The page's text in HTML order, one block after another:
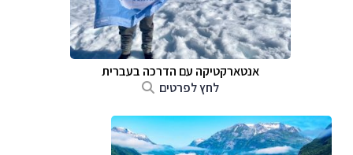
אנטארקטיקה עם הדרכה בעברית
לחץ לפרטים